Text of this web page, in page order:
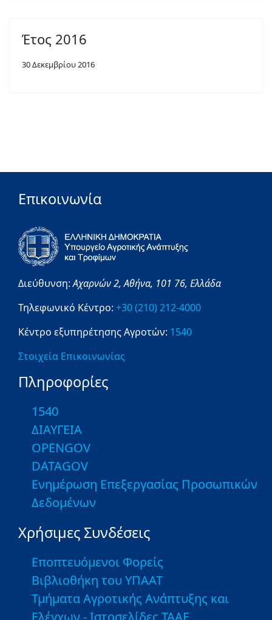
Έτος 2016
30 Δεκεμβρίου 2016
Επικοινωνία
Διεύθυνση:Αχαρνών 2,Αθήνα, 101 76, Ελλάδα
Τηλεφωνικό Κέντρο: +30 (210) 212-4000
Κέντρο εξυπηρέτησης Αγροτών: 1540
Στοιχεία Επικοινωνίας
Πληροφορίες
1540
ΔΙΑΥΓΕΙΑ
OPENGOV
DATAGOV
Ενημέρωση Επεξεργασίας Προσωπικών
Δεδομένων
Χρήσιμες Συνδέσεις
Εποπτευόμενοι Φορείς
Βιβλιοθήκη του ΥΠΑΑΤ
Τμήματα Αγροτικής Ανάπτυξης και
Ελέγχων - Ιστοσελίδες ΤΑΑΕ